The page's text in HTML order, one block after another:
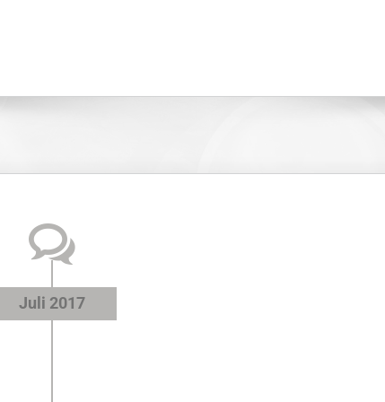
Juli 2017